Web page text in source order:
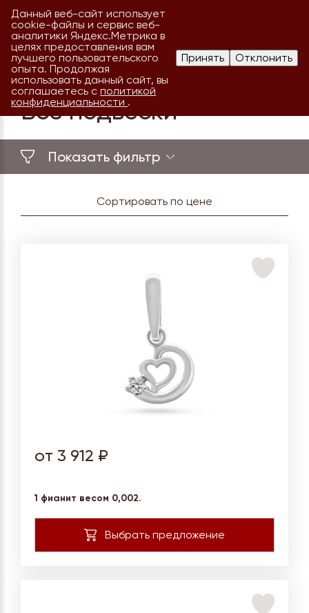
Все подвески
Сортировать по цене
от 3 912 ₽
1 фианит весом 0,002.
Данный веб-сайт использует
cookie-файлы и сервис веб-
аналитики Яндекс.Метрика в
целях предоставления вам
лучшего пользовательского
опыта. Продолжая
использовать данный сайт, вы
соглашаетесь сполитикой
конфиденциальности .
Принять Отклонить